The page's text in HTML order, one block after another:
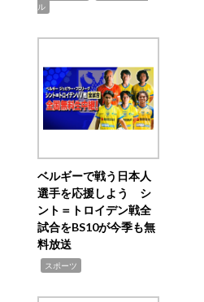
ル
ベルギーで戦う日本人
選手を応援しよう シ
ント＝トロイデン戦全
試合をBS10が今季も無
料放送
スポーツ